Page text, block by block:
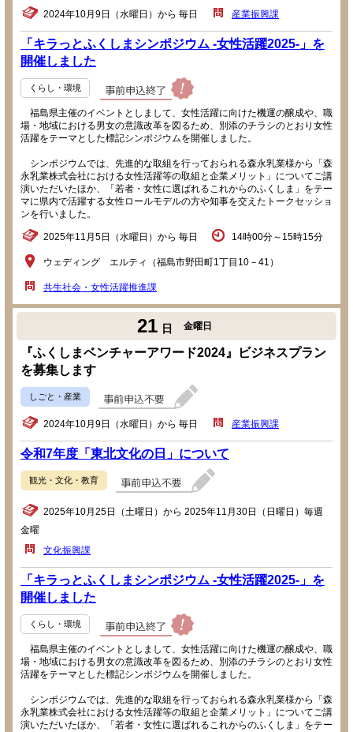
2024年10月9日（水曜日）から 毎日 産業振興課
「キラっとふくしまシンポジウム -女性活躍2025-」を
開催しました
くらし・環境
福島県主催のイベントとしまして、女性活躍に向けた機運の醸成や、職
場・地域における男女の意識改革を図るため、別添のチラシのとおり女性
活躍をテーマとした標記シンポジウムを開催しました。
シンポジウムでは、先進的な取組を行っておられる森永乳業様から「森
永乳業株式会社における女性活躍等の取組と企業メリット」についてご講
演いただいたほか、「若者・女性に選ばれるこれからのふくしま」をテー
マに県内で活躍する女性ロールモデルの方や知事を交えたトークセッショ
ンを行いました。
2025年11月5日（水曜日）から 毎日 14時00分～15時15分
ウェディング エルティ（福島市野田町1丁目10－41）
共生社会・女性活躍推進課
21 日 金曜日
『ふくしまベンチャーアワード2024』ビジネスプラン
を募集します
しごと・産業
2024年10月9日（水曜日）から 毎日 産業振興課
令和7年度「東北文化の日」について
観光・文化・教育
2025年10月25日（土曜日）から 2025年11月30日（日曜日）毎週
金曜
文化振興課
「キラっとふくしまシンポジウム -女性活躍2025-」を
開催しました
くらし・環境
福島県主催のイベントとしまして、女性活躍に向けた機運の醸成や、職
場・地域における男女の意識改革を図るため、別添のチラシのとおり女性
活躍をテーマとした標記シンポジウムを開催しました。
シンポジウムでは、先進的な取組を行っておられる森永乳業様から「森
永乳業株式会社における女性活躍等の取組と企業メリット」についてご講
演いただいたほか、「若者・女性に選ばれるこれからのふくしま」をテー